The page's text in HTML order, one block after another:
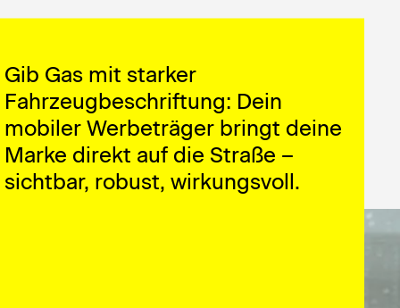
Gib Gas mit starker
Fahrzeugbeschriftung: Dein
mobiler Werbeträger bringt deine
Marke direkt auf die Straße –
sichtbar, robust, wirkungsvoll.